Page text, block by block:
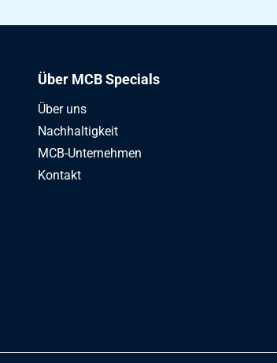
Über MCB Specials
Über uns
Nachhaltigkeit
MCB-Unternehmen
Kontakt